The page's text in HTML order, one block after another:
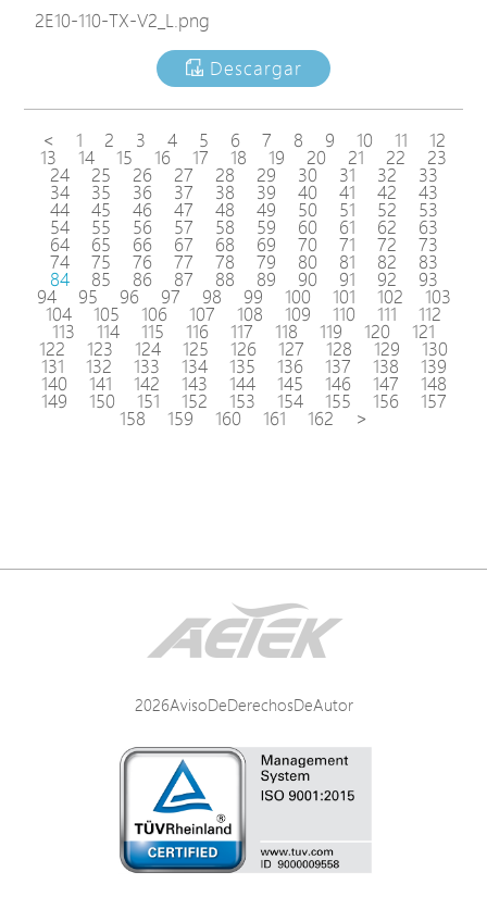
2E10-110-TX-V2_L.png
Descargar
< 1 2 3 4 5 6 7 8 9 10 11 12
13 14 15 16 17 18 19 20 21 22 23
24 25 26 27 28 29 30 31 32 33
34 35 36 37 38 39 40 41 42 43
44 45 46 47 48 49 50 51 52 53
54 55 56 57 58 59 60 61 62 63
64 65 66 67 68 69 70 71 72 73
74 75 76 77 78 79 80 81 82 83
84 85 86 87 88 89 90 91 92 93
94 95 96 97 98 99 100 101 102 103
104 105 106 107 108 109 110 111 112
113 114 115 116 117 118 119 120 121
122 123 124 125 126 127 128 129 130
131 132 133 134 135 136 137 138 139
140 141 142 143 144 145 146 147 148
149 150 151 152 153 154 155 156 157
158 159 160 161 162 >
2026AvisoDeDerechosDeAutor